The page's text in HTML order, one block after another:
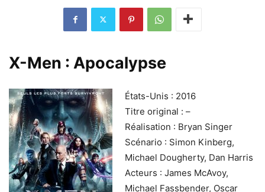
X-Men : Apocalypse
États-Unis : 2016
Titre original : –
Réalisation : Bryan Singer
Scénario : Simon Kinberg,
Michael Dougherty, Dan Harris
Acteurs : James McAvoy,
Michael Fassbender, Oscar